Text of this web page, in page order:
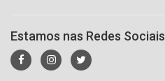
Estamos nas Redes Sociais